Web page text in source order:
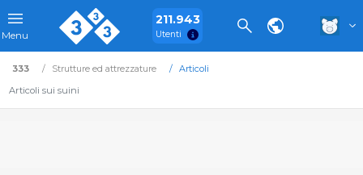
Menu
211.943
Utenti
333 Strutture ed attrezzature
Articoli
Articoli sui suini